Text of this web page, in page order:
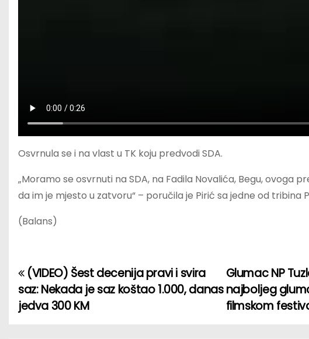
Osvrnula se i na vlast u TK koju predvodi SDA.
„Moramo se osvrnuti na SDA, na Fadila Novalića, Begu, ovoga
da im je mjesto u zatvoru“ – poručila je Pirić sa jedne od tribina
(Balans)
P
o
Glumac NP
najboljeg
filmskom
(VIDEO) Šest decenija pravi i svira
saz: Nekada je saz koštao 1.000, danas
jedva 300 KM